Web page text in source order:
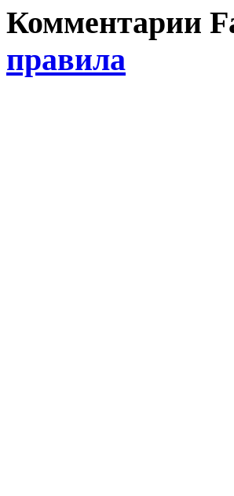
Комментарии
правила